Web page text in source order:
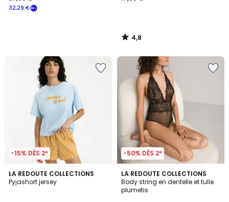
32,29 €
4,8
/
-15% DÈS 2*
LA REDOUTE COLLECTIONS
Pyjashort jersey
4,8
/ 5
-50% DÈS 2*
LA REDOUTE COLLECTIONS
Body string en dentelle et tulle
plumetis
4
/
5